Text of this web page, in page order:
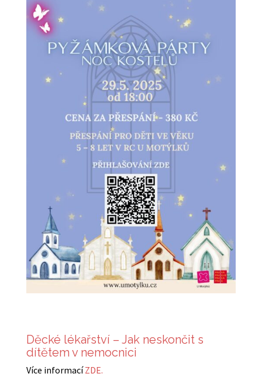
Děcké lékařství – Jak neskončit s
dítětem v nemocnici
Více informacíZDE.